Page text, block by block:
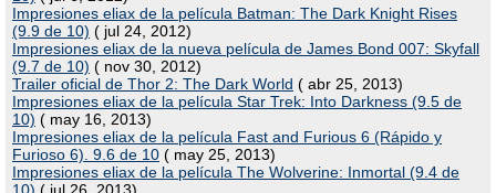
Impresiones eliax de la película Batman: The Dark Knight Rises
(9.9 de 10) ( jul 24, 2012)
Impresiones eliax de la nueva película de James Bond 007: Skyfall
(9.7 de 10) ( nov 30, 2012)
Trailer oficial de Thor 2: The Dark World ( abr 25, 2013)
Impresiones eliax de la película Star Trek: Into Darkness (9.5 de
10) ( may 16, 2013)
Impresiones eliax de la película Fast and Furious 6 (Rápido y
Furioso 6). 9.6 de 10 ( may 25, 2013)
Impresiones eliax de la película The Wolverine: Inmortal (9.4 de